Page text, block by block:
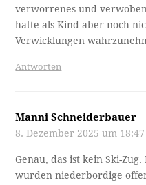
verworrenes und
hatte als Kind aber noch
Verwicklungen
Antworten
Manni Schneiderbauer
8. Dezember 2025 um
Genau, das ist kein Ski-
wurden niederbordige